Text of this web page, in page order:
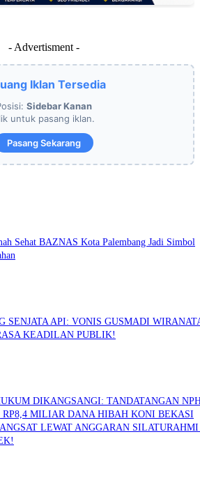
- Advertisment -
Iklan Tersedia
Sidebar Kanan
untuk pasang iklan.
Pasang Sekarang
Sehat BAZNAS Kota Palembang Jadi Simbol
SENJATA API: VONIS GUSMADI
KEADILAN PUBLIK!
DIKANGSANGI: TANDATANGAN
MILIAR DANA HIBAH KONI BEKASI
LEWAT ANGGARAN